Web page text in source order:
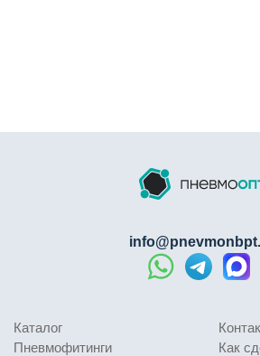
Каталог
Пневмофитинги
Как